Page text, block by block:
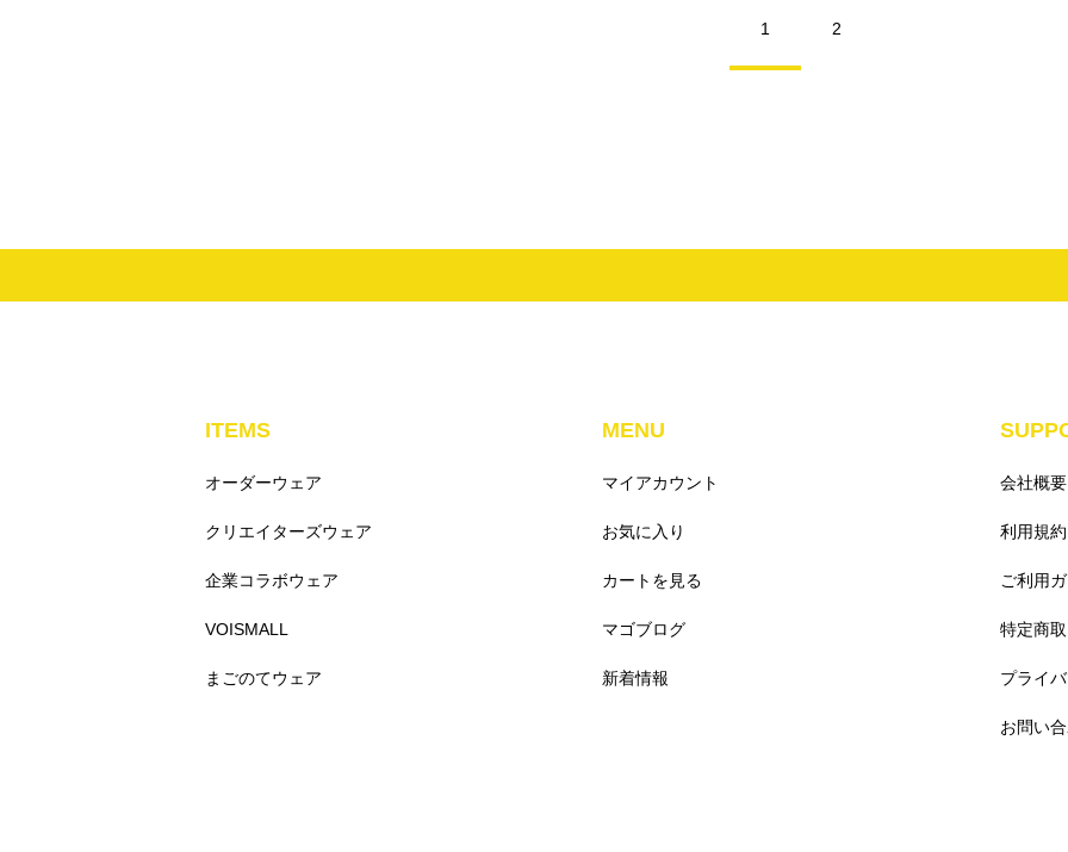
1 2
ITEMS
オーダーウェア
クリエイターズウェア
企業コラボウェア
VOISMALL
まごのてウェア
MENU
マイアカウント
お気に入り
カートを見る
マゴブログ
新着情報
会社概要
利用規約
ご利用
特定商
プライ
お問い